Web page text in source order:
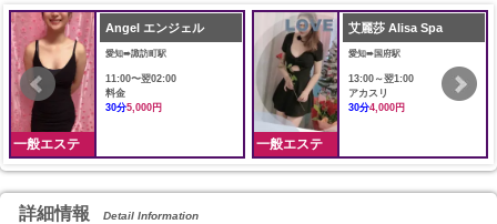
一般エステ
Angel エンジェル
愛知➠諏訪町駅
11:00〜翌02:00
料金
30分5,000円
一般エステ
艾麗莎 Alisa Spa
愛知➠国府駅
13:00～翌1:00
アカスリ
30分4,000円
詳細情報 Detail Information